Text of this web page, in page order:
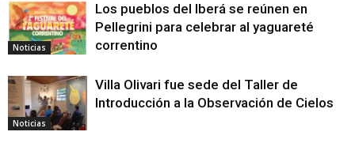
Noticias
Los pueblos del Iberá se reúnen en
Pellegrini para celebrar al yaguareté
correntino
Noticias
Villa Olivari fue sede del Taller de
Introducción a la Observación de Cielos